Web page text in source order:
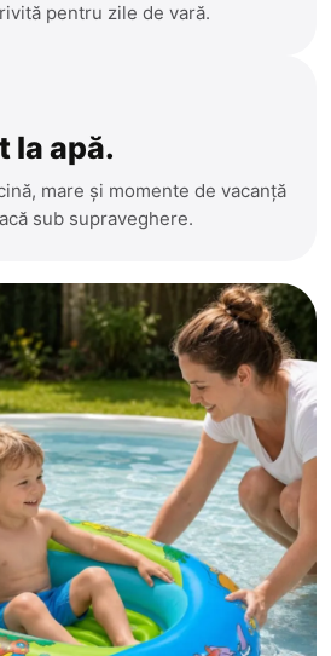
pentru zile de vară.
la apă.
mare și momente de vacanță
sub supraveghere.